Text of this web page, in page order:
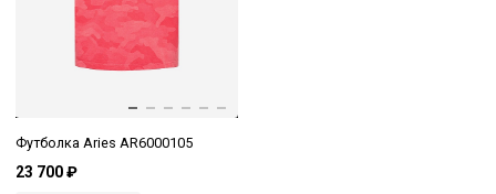
Футболка Aries AR6000105
23 700 ₽